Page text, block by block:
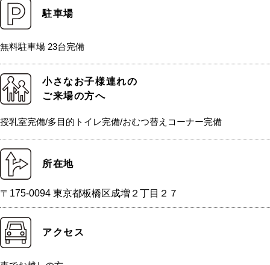
駐車場
無料駐車場 23台完備
小さなお子様連れの
ご来場の方へ
授乳室完備/多目的トイレ完備/おむつ替えコーナー完備
所在地
〒175-0094 東京都板橋区成増２丁目２７
アクセス